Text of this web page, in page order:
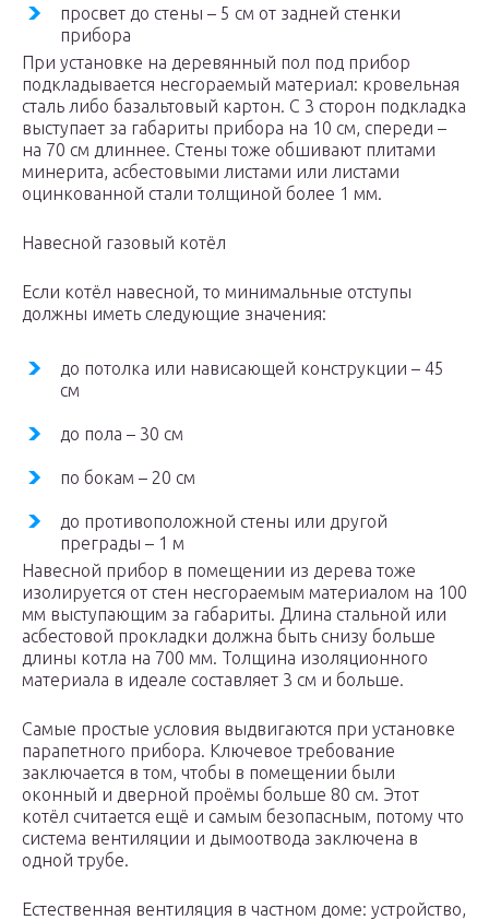
просвет до стены – 5 см от задней стенки
прибора
При установке на деревянный пол под прибор
подкладывается несгораемый материал: кровельная
сталь либо базальтовый картон. С 3 сторон подкладка
выступает за габариты прибора на 10 см, спереди –
на 70 см длиннее. Стены тоже обшивают плитами
минерита, асбестовыми листами или листами
оцинкованной стали толщиной более 1 мм.
Навесной газовый котёл
Если котёл навесной, то минимальные отступы
должны иметь следующие значения:
до потолка или нависающей конструкции – 45
см
до пола – 30 см
по бокам – 20 см
до противоположной стены или другой
преграды – 1 м
Навесной прибор в помещении из дерева тоже
изолируется от стен несгораемым материалом на 100
мм выступающим за габариты. Длина стальной или
асбестовой прокладки должна быть снизу больше
длины котла на 700 мм. Толщина изоляционного
материала в идеале составляет 3 см и больше.
Самые простые условия выдвигаются при установке
парапетного прибора. Ключевое требование
заключается в том, чтобы в помещении были
оконный и дверной проёмы больше 80 см. Этот
котёл считается ещё и самым безопасным, потому что
система вентиляции и дымоотвода заключена в
одной трубе.
Естественная вентиляция в частном доме: устройство,